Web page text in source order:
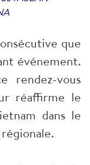
que
événement.
rendez-vous
réaffirme le
dans le